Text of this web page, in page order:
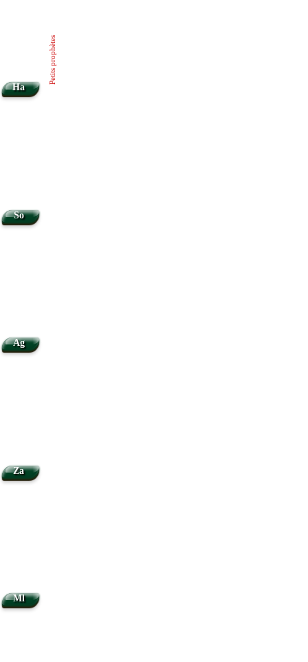
Ha
So
Ag
Za
Ml
Petits prophètes